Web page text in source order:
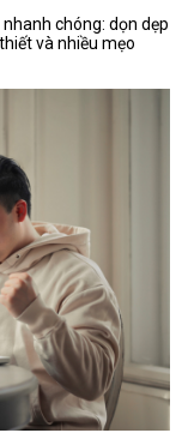
chóng: dọn dẹp
và nhiều mẹo